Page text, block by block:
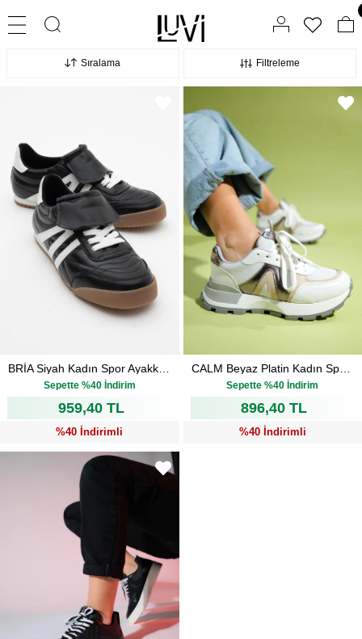
Filtreleme
Sıralama
BRİA Siyah Kadın Spor Ayakkabı
₺1.599,00
Sepette %40 İndirim
959,40 TL
%40 İndirimli
CALM Beyaz Platin Kadın Spor Ayakkabı
₺1.494,00
Sepette %40 İndirim
896,40 TL
%40 İndirimli